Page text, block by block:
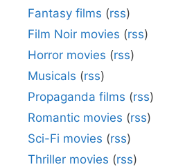
Fantasy films (rss)
Film Noir movies (rss)
Horror movies (rss)
Musicals (rss)
Propaganda films (rss)
Romantic movies (rss)
Sci-Fi movies (rss)
Thriller movies (rss)